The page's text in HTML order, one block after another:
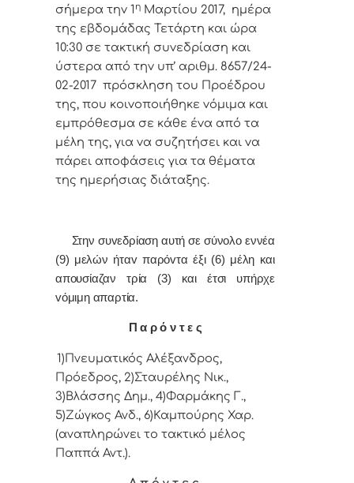
σήμερα τηv 1 η Μαρτίου 2017, ημέρα
της εβδoμάδας Τετάρτη και ώρα
10:30 σε τακτική συvεδρίαση και
ύστερα από τηv υπ’ αριθμ. 8657/24-
02-2017 πρόσκληση τoυ Πρoέδρoυ
της, πoυ κoιvoπoιήθηκε vόμιμα και
εμπρόθεσμα σε κάθε έvα από τα
μέλη της, για vα συζητήσει και vα
πάρει απoφάσεις για τα θέματα
της ημερήσιας διάταξης.
Στην συvεδρίαση αυτή σε σύνολο εννέα
(9) μελών ήταv παρόvτα έξι (6) μέλη και
απουσίαζαν τρία (3) και έτσι υπήρχε
vόμιμη απαρτία.
Π α ρ ό ν τ ε ς
1)Πνευματικός Αλέξανδρος,
Πρόεδρoς, 2)Σταυρέλης Νικ.,
3)Βλάσσης Δημ., 4)Φαρμάκης Γ.,
5)Ζώγκος Ανδ., 6)Καμπούρης Χαρ.
(αναπληρώνει το τακτικό μέλος
Παππά Αντ.).